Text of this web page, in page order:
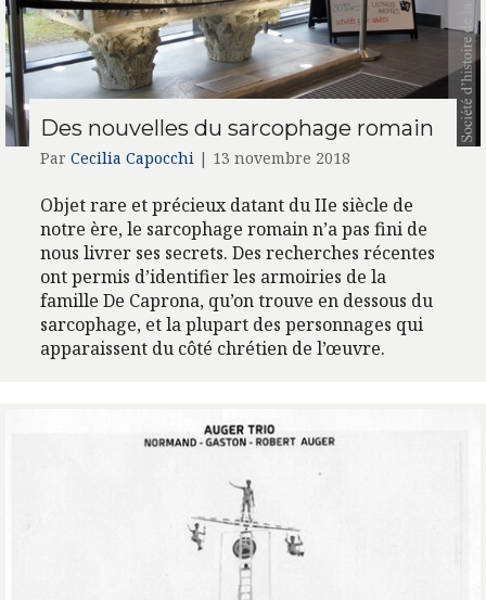
Des nouvelles du sarcophage romain
Par Cecilia Capocchi | 13 novembre 2018
Objet rare et précieux datant du IIe siècle de
notre ère, le sarcophage romain n’a pas fini de
nous livrer ses secrets. Des recherches récentes
ont permis d’identifier les armoiries de la
famille De Caprona, qu’on trouve en dessous du
sarcophage, et la plupart des personnages qui
apparaissent du côté chrétien de l’œuvre.